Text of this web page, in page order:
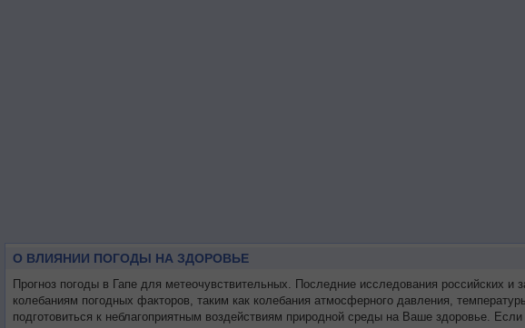
О ВЛИЯНИИ ПОГОДЫ НА ЗДОРОВЬЕ
Прогноз погоды в Гапе для метеочувствительных. Последние исследования российских
колебаниям погодных факторов, таким как колебания атмосферного давления,
подготовиться к неблагоприятным воздействиям природной среды на Ваше здоровье.